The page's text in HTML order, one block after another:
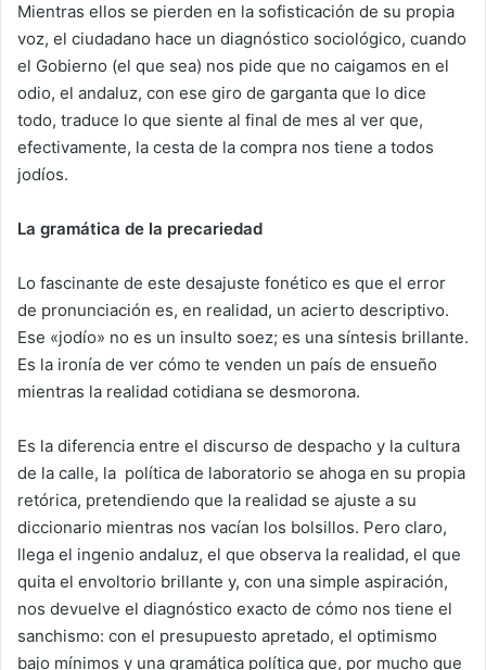
Mientras ellos se pierden en la sofisticación de su propia
voz, el ciudadano hace un diagnóstico sociológico, cuando
el Gobierno (el que sea) nos pide que no caigamos en el
odio, el andaluz, con ese giro de garganta que lo dice
todo, traduce lo que siente al final de mes al ver que,
efectivamente, la cesta de la compra nos tiene a todos
jodíos.
La gramática de la precariedad
Lo fascinante de este desajuste fonético es que el error
de pronunciación es, en realidad, un acierto descriptivo.
Ese «jodío» no es un insulto soez; es una síntesis brillante.
Es la ironía de ver cómo te venden un país de ensueño
mientras la realidad cotidiana se desmorona.
Es la diferencia entre el discurso de despacho y la cultura
de la calle, la política de laboratorio se ahoga en su propia
retórica, pretendiendo que la realidad se ajuste a su
diccionario mientras nos vacían los bolsillos. Pero claro,
llega el ingenio andaluz, el que observa la realidad, el que
quita el envoltorio brillante y, con una simple aspiración,
nos devuelve el diagnóstico exacto de cómo nos tiene el
sanchismo: con el presupuesto apretado, el optimismo
bajo mínimos y una gramática política que, por mucho que